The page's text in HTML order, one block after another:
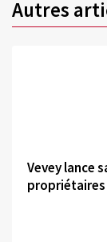
Autres
Vevey lance
propriétaires